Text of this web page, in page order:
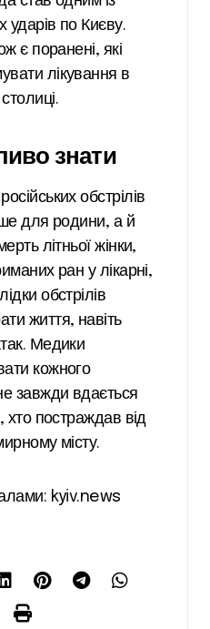
ударів по Києву.
є поранені, які
лікування в
знати
обстрілів
для родини, а й
літньої жінки,
ран у лікарні,
обстрілів
життя, навіть
Медики
кожного
завжди вдається
хто постраждав від
місту.
kyiv.news